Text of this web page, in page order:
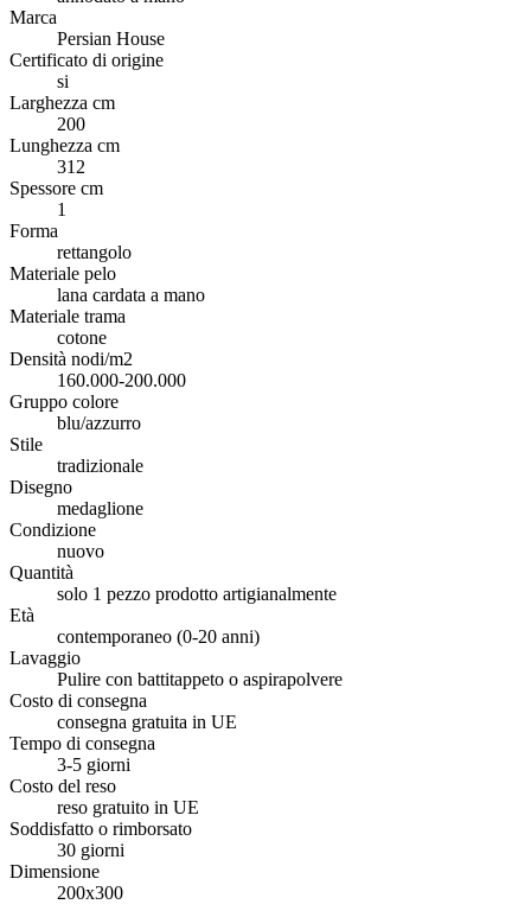
Marca
Persian House
Certificato di origine
si
Larghezza cm
200
Lunghezza cm
312
Spessore cm
1
Forma
rettangolo
Materiale pelo
lana cardata a mano
Materiale trama
cotone
Densità nodi/m2
160.000-200.000
Gruppo colore
blu/azzurro
Stile
tradizionale
Disegno
medaglione
Condizione
nuovo
Quantità
solo 1 pezzo prodotto artigianalmente
Età
contemporaneo (0-20 anni)
Lavaggio
Pulire con battitappeto o aspirapolvere
Costo di consegna
consegna gratuita in UE
Tempo di consegna
3-5 giorni
Costo del reso
reso gratuito in UE
Soddisfatto o rimborsato
30 giorni
Dimensione
200x300